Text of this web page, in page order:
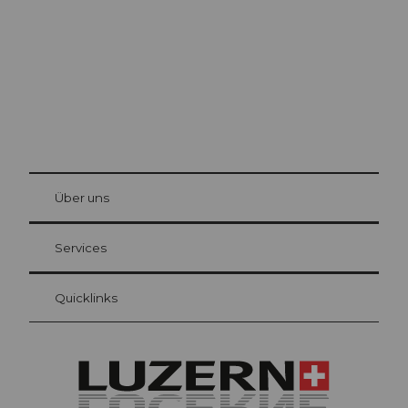
Gästekarte Luzern
Ihre Vorteile als Übernachtungsgast
at Bre
Über uns
Services
Quicklinks